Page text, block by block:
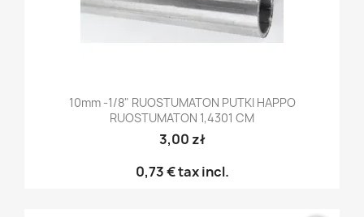
10mm -1/8" RUOSTUMATON PUTKI HAPPO
RUOSTUMATON 1,4301 CM
3,00 zł
0,73 €tax incl.